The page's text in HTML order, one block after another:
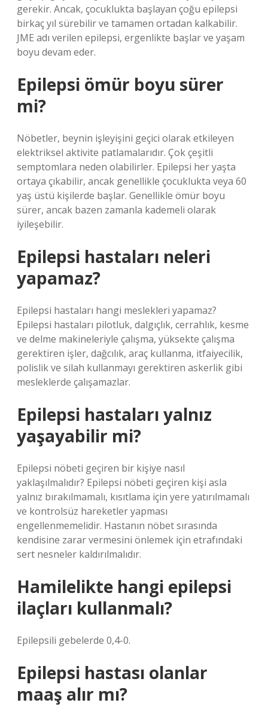
gerekir. Ancak, çocuklukta başlayan çoğu epilepsi
birkaç yıl sürebilir ve tamamen ortadan kalkabilir.
JME adı verilen epilepsi, ergenlikte başlar ve yaşam
boyu devam eder.
Epilepsi ömür boyu sürer
mi?
Nöbetler, beynin işleyişini geçici olarak etkileyen
elektriksel aktivite patlamalarıdır. Çok çeşitli
semptomlara neden olabilirler. Epilepsi her yaşta
ortaya çıkabilir, ancak genellikle çocuklukta veya 60
yaş üstü kişilerde başlar. Genellikle ömür boyu
sürer, ancak bazen zamanla kademeli olarak
iyileşebilir.
Epilepsi hastaları neleri
yapamaz?
Epilepsi hastaları hangi meslekleri yapamaz?
Epilepsi hastaları pilotluk, dalgıçlık, cerrahlık, kesme
ve delme makineleriyle çalışma, yüksekte çalışma
gerektiren işler, dağcılık, araç kullanma, itfaiyecilik,
polislik ve silah kullanmayı gerektiren askerlik gibi
mesleklerde çalışamazlar.
Epilepsi hastaları yalnız
yaşayabilir mi?
Epilepsi nöbeti geçiren bir kişiye nasıl
yaklaşılmalıdır? Epilepsi nöbeti geçiren kişi asla
yalnız bırakılmamalı, kısıtlama için yere yatırılmamalı
ve kontrolsüz hareketler yapması
engellenmemelidir. Hastanın nöbet sırasında
kendisine zarar vermesini önlemek için etrafındaki
sert nesneler kaldırılmalıdır.
Hamilelikte hangi epilepsi
ilaçları kullanmalı?
Epilepsili gebelerde 0,4-0.
Epilepsi hastası olanlar
maaş alır mı?